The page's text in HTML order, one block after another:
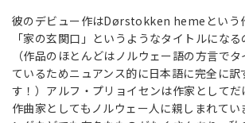
彼のデビュー作はDørstokken hemeという
「家の玄関口」というようなタイトルになる
（作品のほとんどはノルウェー語の方言で
ているためニュアンス的に日本語に完全に訳
す！）アルフ・プリョイセンは作家として
作曲家としてもノルウェー人に親しまれてい